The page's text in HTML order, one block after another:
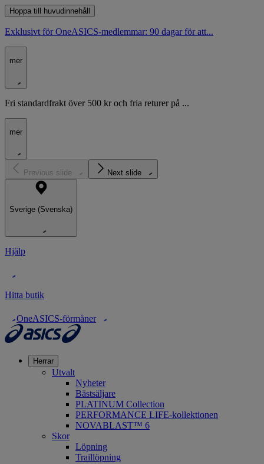
Hoppa till huvudinnehåll
Exklusivt för OneASICS-medlemmar: 90 dagar för att...
mer
Fri standardfrakt över 500 kr och fria returer på ...
mer
Previous slide Next slide
Sverige (Svenska)
Hjälp
Hitta butik
OneASICS-förmåner
Herrar
Utvalt
Nyheter
Bästsäljare
PLATINUM Collection
PERFORMANCE LIFE-kollektionen
NOVABLAST™ 6
Skor
Löpning
Traillöpning